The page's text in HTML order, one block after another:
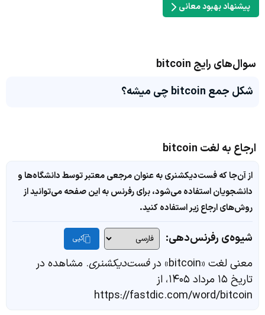
پیشنهاد بهبود معانی
سوال‌های رایج bitcoin
شکل جمع bitcoin چی میشه؟
ارجاع به لغت bitcoin
از آن‌جا که فست‌دیکشنری به عنوان مرجعی معتبر توسط دانشگاه‌ها و
دانشجویان استفاده می‌شود، برای رفرنس به این صفحه می‌توانید از
روش‌های ارجاع زیر استفاده کنید.
شیوه‌ی رفرنس‌دهی: کپی
معنی لغت «bitcoin» در فست‌دیکشنری. مشاهده در
تاریخ ۱۵ مرداد ۱۴۰۵، از
https://fastdic.com/word/bitcoin